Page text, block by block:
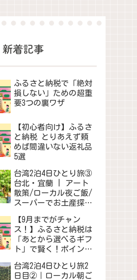
新着記事
ふるさと納税で「絶対
損しない」ための超重
要3つの裏ワザ
【初心者向け】ふるさ
と納税 とりあえず頼
めば間違いない返礼品
5選
台湾2泊4日ひとり旅③
台北・宜蘭 | アート
散策/ローカル夜ご飯/
スーパーでお土産探
【9月までがチャン
ス！】ふるさと納税は
「あとから選べるギフ
ト」で賢く！ポイント
しよう！
台湾2泊4日ひとり旅2
日目②｜ローカル朝ご